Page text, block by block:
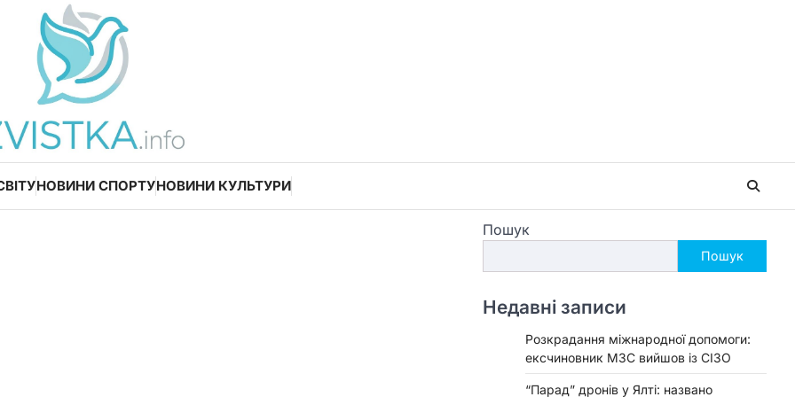
НОВИНИ СПОРТУНОВИНИ КУЛЬТУРИ
Пошук
Пошук
Недавні записи
Розкрадання міжнародної допомоги:
ексчиновник МЗС вийшов із СІЗО
“Парад” дронів у Ялті: названо